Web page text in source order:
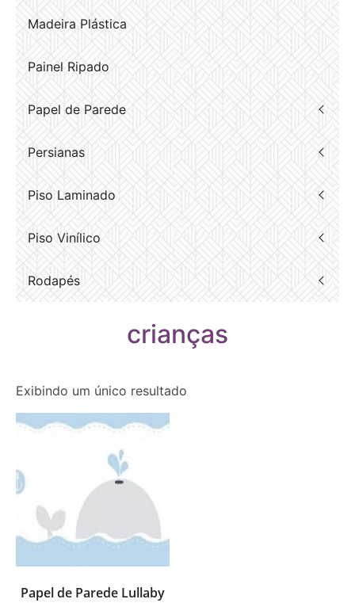
Madeira Plástica
Painel Ripado
Papel de Parede
Persianas
Piso Laminado
Piso Vinílico
Rodapés
crianças
Exibindo um único resultado
Papel de Parede Lullaby